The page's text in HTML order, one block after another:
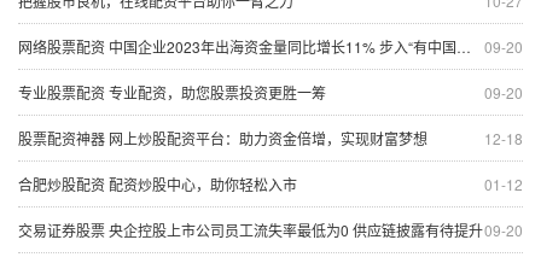
09-20
网络股票配资 中国企业2023年出海资金量同比增长11% 步入“有中国根基的全球企业”的重资产模式
09-20
专业股票配资 专业配资，助您股票投资更胜一筹
12-18
股票配资神器 网上炒股配资平台：助力资金倍增，实现财富梦想
01-12
合肥炒股配资 配资炒股中心，助你轻松入市
09-20
交易证券股票 央企控股上市公司员工流失率最低为0 供应链披露有待提升